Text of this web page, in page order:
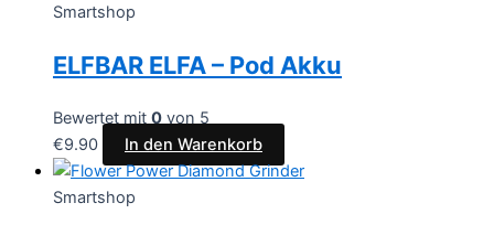
Smartshop
ELFBAR ELFA – Pod Akku
Bewertet mit 0 von 5
€9.90 In den Warenkorb
Smartshop